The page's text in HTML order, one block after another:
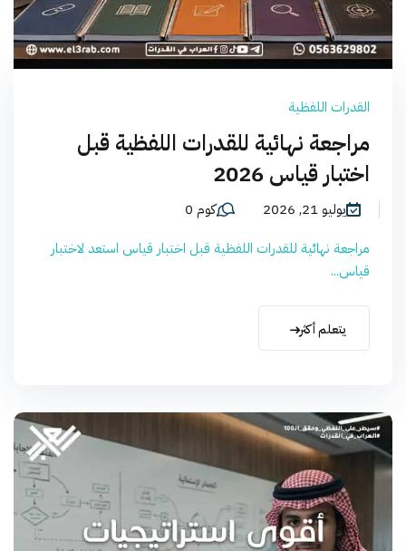
القدرات اللفظية
مراجعة نهائية للقدرات اللفظية قبل
اختبار قياس 2026
يوليو 21, 2026
كوم 0
مراجعة نهائية للقدرات اللفظية قبل اختبار قياس استعد لاختبار
قياس...
يتعلم أكثر